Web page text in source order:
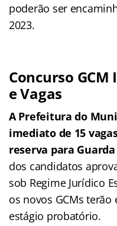
poderão ser
2023.
Concurso
e Vagas
A Prefeitura do
imediato de 15
reserva para
dos candidatos
sob Regime Jurídico
os novos GCMs
estágio probatório.